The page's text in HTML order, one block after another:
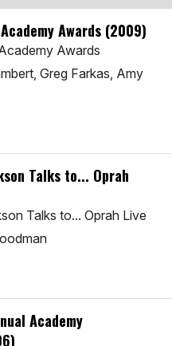
Awards (2009)
Awards
Greg Farkas, Amy
Talks to... Oprah
Talks to... Oprah Live
Academy